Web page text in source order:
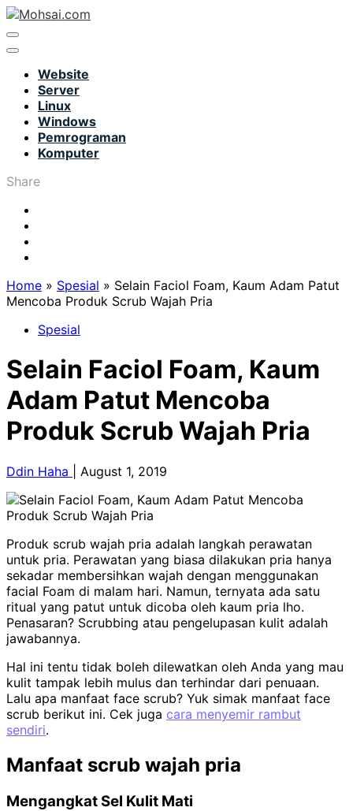
Website
Server
Linux
Windows
Pemrograman
Komputer
Share
Home » Spesial » Selain Faciol Foam, Kaum Adam Patut
Mencoba Produk Scrub Wajah Pria
Spesial
Selain Faciol Foam, Kaum
Adam Patut Mencoba
Produk Scrub Wajah Pria
Ddin Haha August 1, 2019
Produk scrub wajah pria adalah langkah perawatan
untuk pria. Perawatan yang biasa dilakukan pria hanya
sekadar membersihkan wajah dengan menggunakan
facial Foam di malam hari. Namun, ternyata ada satu
ritual yang patut untuk dicoba oleh kaum pria lho.
Penasaran? Scrubbing atau pengelupasan kulit adalah
jawabannya.
Hal ini tentu tidak boleh dilewatkan oleh Anda yang mau
kulit tampak lebih mulus dan terhindar dari penuaan.
Lalu apa manfaat face scrub? Yuk simak manfaat face
scrub berikut ini. Cek juga cara menyemir rambut
sendiri.
Manfaat scrub wajah pria
Mengangkat Sel Kulit Mati